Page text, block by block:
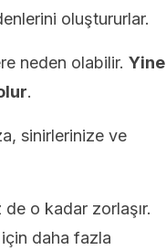
oluştururlar.
neden olabilir. Yine
.
sinirlerinize ve
o kadar zorlaşır.
daha fazla